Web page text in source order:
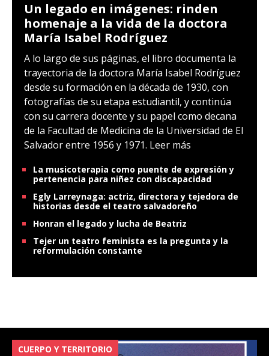
Un legado en imágenes: rinden
homenaje a la vida de la doctora
María Isabel Rodríguez
A lo largo de sus páginas, el libro documenta la
trayectoria de la doctora María Isabel Rodríguez
desde su formación en la década de 1930, con
fotografías de su etapa estudiantil, y continúa
con su carrera docente y su papel como decana
de la Facultad de Medicina de la Universidad de El
Salvador entre 1956 y 1971. Leer más
La musicoterapia como puente de expresión y
pertenencia para niñez con discapacidad
Egly Larreynaga: actriz, directora y tejedora de
historias desde el teatro salvadoreño
Honran el legado y lucha de Beatriz
Tejer un teatro feminista es la pregunta y la
reformulación constante
CUERPO Y TERRITORIO